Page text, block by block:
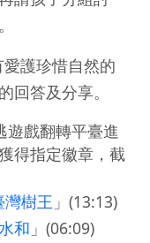
護珍惜自然的
回答及分享。
戲翻轉平臺進
得指定徽章，截
灣樹王 」(13:13)
和 」(06:09)